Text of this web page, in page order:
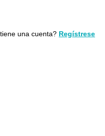
una cuenta? Regístrese